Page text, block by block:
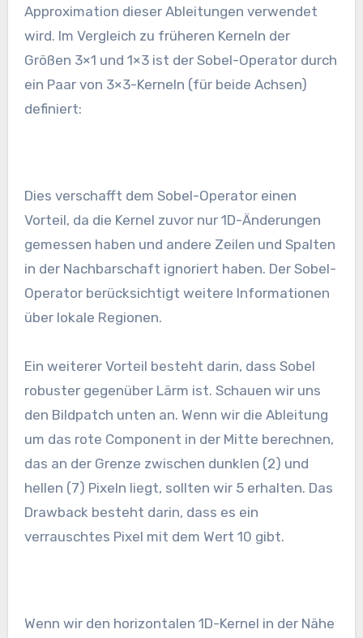
Approximation dieser Ableitungen verwendet
wird. Im Vergleich zu früheren Kerneln der
Größen 3×1 und 1×3 ist der Sobel-Operator durch
ein Paar von 3×3-Kerneln (für beide Achsen)
definiert:
Dies verschafft dem Sobel-Operator einen
Vorteil, da die Kernel zuvor nur 1D-Änderungen
gemessen haben und andere Zeilen und Spalten
in der Nachbarschaft ignoriert haben. Der Sobel-
Operator berücksichtigt weitere Informationen
über lokale Regionen.
Ein weiterer Vorteil besteht darin, dass Sobel
robuster gegenüber Lärm ist. Schauen wir uns
den Bildpatch unten an. Wenn wir die Ableitung
um das rote Component in der Mitte berechnen,
das an der Grenze zwischen dunklen (2) und
hellen (7) Pixeln liegt, sollten wir 5 erhalten. Das
Drawback besteht darin, dass es ein
verrauschtes Pixel mit dem Wert 10 gibt.
Wenn wir den horizontalen 1D-Kernel in der Nähe